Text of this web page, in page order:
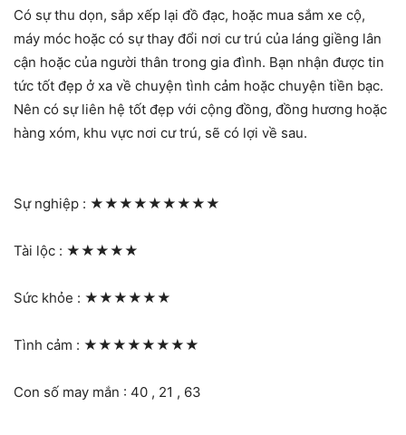
Có sự thu dọn, sắp xếp lại đồ đạc, hoặc mua sắm xe cộ,
máy móc hoặc có sự thay đổi nơi cư trú của láng giềng lân
cận hoặc của người thân trong gia đình. Bạn nhận được tin
tức tốt đẹp ở xa về chuyện tình cảm hoặc chuyện tiền bạc.
Nên có sự liên hệ tốt đẹp với cộng đồng, đồng hương hoặc
hàng xóm, khu vực nơi cư trú, sẽ có lợi về sau.
Sự nghiệp : ★★★★★★★★★
Tài lộc : ★★★★★
Sức khỏe : ★★★★★★
Tình cảm : ★★★★★★★★
Con số may mắn : 40 , 21 , 63